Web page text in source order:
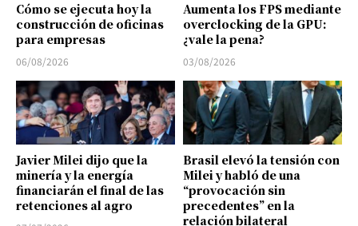
Cómo se ejecuta hoy la
construcción de oficinas
para empresas
06/08/2026
Aumenta los FPS mediante
overclocking de la GPU:
¿vale la pena?
03/08/2026
Javier Milei dijo que la
minería y la energía
financiarán el final de las
retenciones al agro
Brasil elevó la tensión con
Milei y habló de una
“provocación sin
precedentes” en la
relación bilateral